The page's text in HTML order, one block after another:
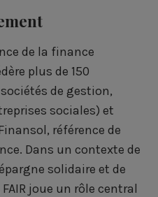
r
a
g
e
r
s
a
i
l
de la finance
plus de 150
de gestion,
sociales) et
référence de
Dans un contexte de
solidaire et de
joue un rôle central